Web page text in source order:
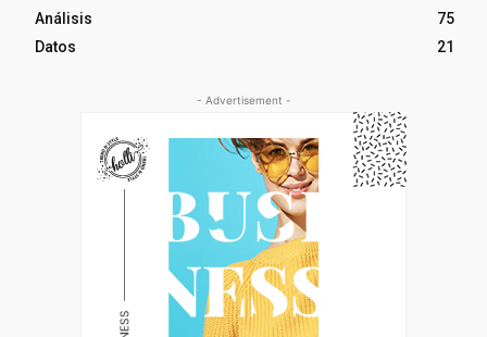
Análisis
75
Datos
21
- Advertisement -